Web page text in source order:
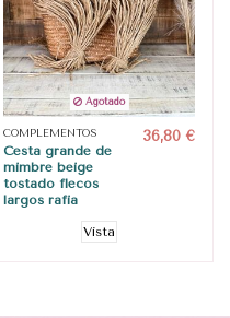
Agotado
COMPLEMENTOS
Cesta grande de
mimbre beige
tostado flecos
largos rafia
36,80 €
Vista